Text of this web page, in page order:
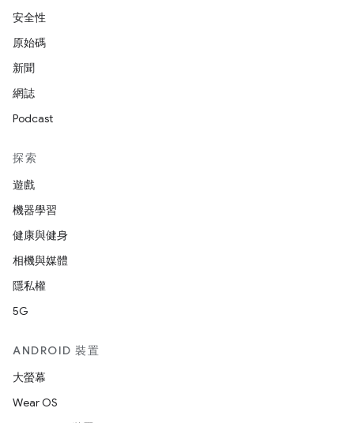
安全性
原始碼
新聞
網誌
Podcast
探索
遊戲
機器學習
健康與健身
相機與媒體
隱私權
5G
ANDROID 裝置
大螢幕
Wear OS